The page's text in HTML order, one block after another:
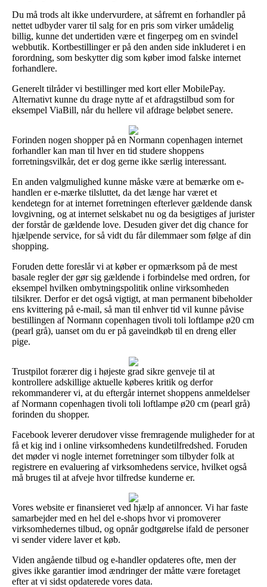
Du må trods alt ikke undervurdere, at såfremt en forhandler på
nettet udbyder varer til salg for en pris som virker umådelig
billig, kunne det undertiden være et fingerpeg om en svindel
webbutik. Kortbestillinger er på den anden side inkluderet i en
forordning, som beskytter dig som køber imod falske internet
forhandlere.
Generelt tilråder vi bestillinger med kort eller MobilePay.
Alternativt kunne du drage nytte af et afdragstilbud som for
eksempel ViaBill, når du hellere vil afdrage beløbet senere.
Forinden nogen shopper på en Normann copenhagen internet
forhandler kan man til hver en tid studere shoppens
forretningsvilkår, det er dog gerne ikke særlig interessant.
En anden valgmulighed kunne måske være at bemærke om e-
handlen er e-mærke tilsluttet, da det længe har været et
kendetegn for at internet forretningen efterlever gældende dansk
lovgivning, og at internet selskabet nu og da besigtiges af jurister
der forstår de gældende love. Desuden giver det dig chance for
hjælpende service, for så vidt du får dilemmaer som følge af din
shopping.
Foruden dette foreslår vi at køber er opmærksom på de mest
basale regler der gør sig gældende i forbindelse med ordren, for
eksempel hvilken ombytningspolitik online virksomheden
tilsikrer. Derfor er det også vigtigt, at man permanent bibeholder
ens kvittering på e-mail, så man til enhver tid vil kunne påvise
bestillingen af Normann copenhagen tivoli toli loftlampe ø20 cm
(pearl grå), uanset om du er på gaveindkøb til en dreng eller
pige.
Trustpilot forærer dig i højeste grad sikre genveje til at
kontrollere adskillige aktuelle køberes kritik og derfor
rekommanderer vi, at du eftergår internet shoppens anmeldelser
af Normann copenhagen tivoli toli loftlampe ø20 cm (pearl grå)
forinden du shopper.
Facebook leverer derudover visse fremragende muligheder for at
få et kig ind i online virksomhedens kundetilfredshed. Foruden
det møder vi nogle internet forretninger som tilbyder folk at
registrere en evaluering af virksomhedens service, hvilket også
må bruges til at afveje hvor tilfredse kunderne er.
Vores website er finansieret ved hjælp af annoncer. Vi har faste
samarbejder med en hel del e-shops hvor vi promoverer
virksomhedernes tilbud, og opnår godtgørelse ifald de personer
vi sender videre laver et køb.
Viden angående tilbud og e-handler opdateres ofte, men der
gives ikke garantier imod ændringer der måtte være foretaget
efter at vi sidst opdaterede vores data.